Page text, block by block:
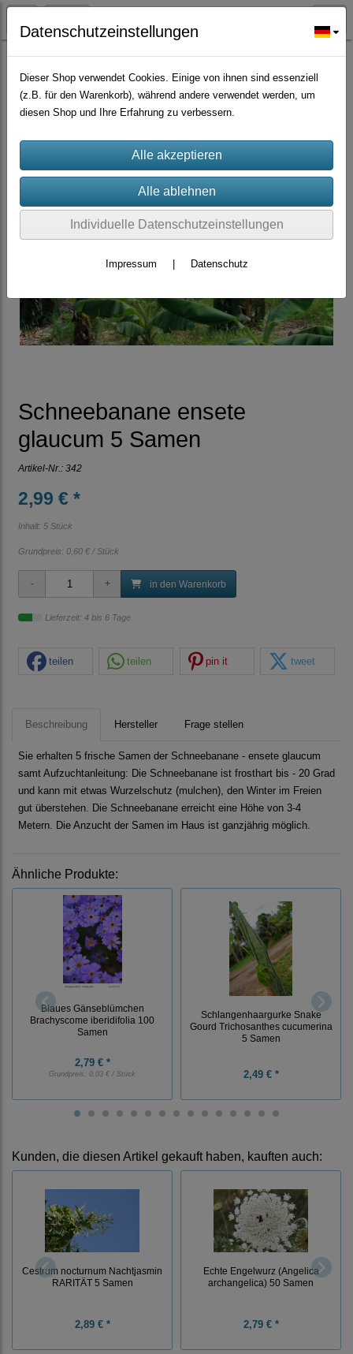
Zierpflanzen
Schneebanane ensete
glaucum 5 Samen
Artikel-Nr.: 342
2,99 € *
Inhalt: 5 Stück
Grundpreis: 0,60 € / Stück
in den Warenkorb
Lieferzeit: 4 bis 6 Tage
teilen teilen pin it tweet
Beschreibung Hersteller Frage stellen
Sie erhalten 5 frische Samen der Schneebanane - ensete glaucum
samt Aufzuchtanleitung: Die Schneebanane ist frosthart bis - 20 Grad
und kann mit etwas Wurzelschutz (mulchen), den Winter im Freien
gut überstehen. Die Schneebanane erreicht eine Höhe von 3-4
Metern. Die Anzucht der Samen im Haus ist ganzjährig möglich.
Ähnliche Produkte:
Blaues Gänseblümchen
Brachyscome iberidifolia 100
Samen
2,79 € *
Grundpreis: 0,03 € / Stück
Schlangenhaargurke Snake
Gourd Trichosanthes cucumerina
5 Samen
2,49 € *
Kunden, die diesen Artikel gekauft haben, kauften auch:
Cestrum nocturnum Nachtjasmin
RARITÄT 5 Samen
2,89 € *
Echte Engelwurz (Angelica
archangelica) 50 Samen
2,79 € *
Datenschutzeinstellungen
Dieser Shop verwendet Cookies. Einige von ihnen sind essenziell
(z.B. für den Warenkorb), während andere verwendet werden, um
diesen Shop und Ihre Erfahrung zu verbessern.
Individuelle Datenschutzeinstellungen
Impressum Datenschutz